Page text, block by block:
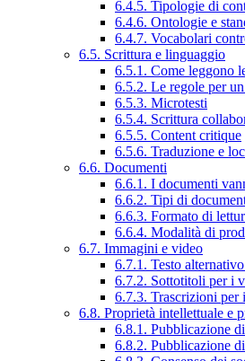
6.4.5. Tipologie di
6.4.6. Ontologie e
6.4.7. Vocabolari
6.5. Scrittura e linguaggio
6.5.1. Come leggono
6.5.2. Le regole per
6.5.3. Microtesti
6.5.4. Scrittura
6.5.5. Content critique
6.5.6. Traduzione e
6.6. Documenti
6.6.1. I documenti
6.6.2. Tipi di
6.6.3. Formato di
6.6.4. Modalità di
6.7. Immagini e video
6.7.1. Testo
6.7.2. Sottotitoli per i
6.7.3. Trascrizioni per
6.8. Proprietà intellettuale e
6.8.1. Pubblicazione
6.8.2. Pubblicazione